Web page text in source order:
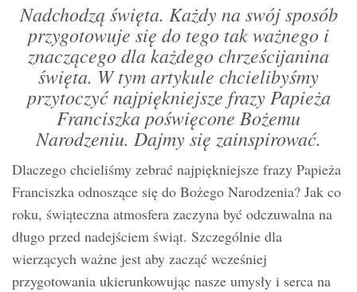
Nadchodzą święta. Każdy na swój sposób
przygotowuje się do tego tak ważnego i
znaczącego dla każdego chrześcijanina
święta. W tym artykule chcielibyśmy
przytoczyć najpiękniejsze frazy Papieża
Franciszka poświęcone Bożemu
Narodzeniu. Dajmy się zainspirować.
Dlaczego chcieliśmy zebrać najpiękniejsze frazy Papieża
Franciszka odnoszące się do Bożego Narodzenia? Jak co
roku, świąteczna atmosfera zaczyna być odczuwalna na
długo przed nadejściem świąt. Szczególnie dla
wierzących ważne jest aby zacząć wcześniej
przygotowania ukierunkowując nasze umysły i serca na